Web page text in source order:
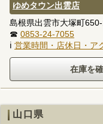
ゆめタウン出雲店
島根県出雲市大塚町
☎ 0853-24-7055
ℹ 営業時間・店休日・ア
山口県